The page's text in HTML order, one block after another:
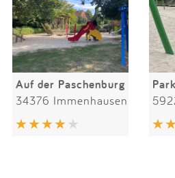
Auf der Paschenburg
34376 Immenhausen